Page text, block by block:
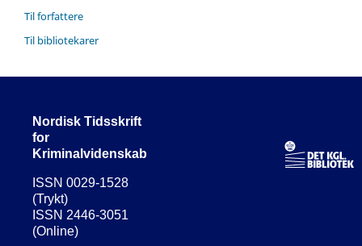
Til forfattere
Til bibliotekarer
Nordisk Tidsskrift
for
Kriminalvidenskab
ISSN 0029-1528
(Trykt)
ISSN 2446-3051
(Online)